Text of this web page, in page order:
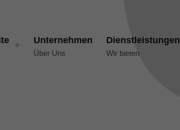
Unternehmen
Über Uns
Dienstleistungen
Wir bieten